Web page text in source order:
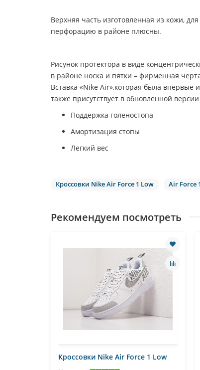
Верхняя часть изготовленная из кожи,
перфорацию в районе плюсны.
Рисунок протектора в виде
в районе носка и пятки – фирменная
Вставка «Nike Air»,которая была впервые
также присутствует в обновленной версии
Поддержка голеностопа
Амортизация стопы
Легкий вес
Кроссовки Nike Air Force 1 Low Air Force
Рекомендуем посмотреть
Кроссовки Nike Air Force 1 Low